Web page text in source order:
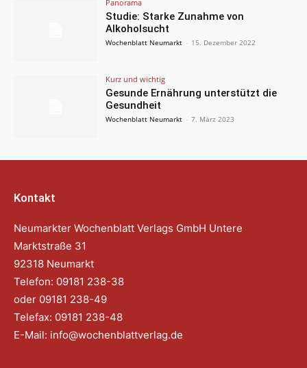
Panorama
Studie: Starke Zunahme von
Alkoholsucht
Wochenblatt Neumarkt - 15. Dezember 2022
Kurz und wichtig
Gesunde Ernährung unterstützt die
Gesundheit
Wochenblatt Neumarkt - 7. März 2023
Kontakt
Neumarkter Wochenblatt Verlags GmbH Untere
Marktstraße 31
92318 Neumarkt
Telefon: 09181 238-38
oder 09181 238-49
Telefax: 09181 238-48
E-Mail: info@wochenblattverlag.de